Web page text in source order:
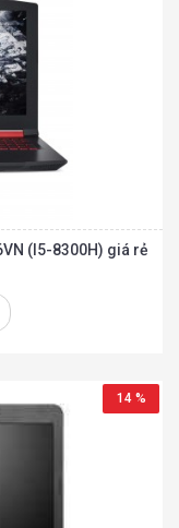
(I5-8300H) giá rẻ
14 %